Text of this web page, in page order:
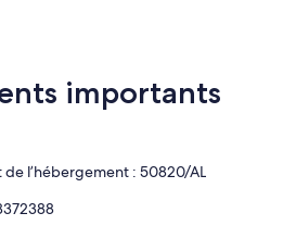
importants
l’hébergement : 50820/AL